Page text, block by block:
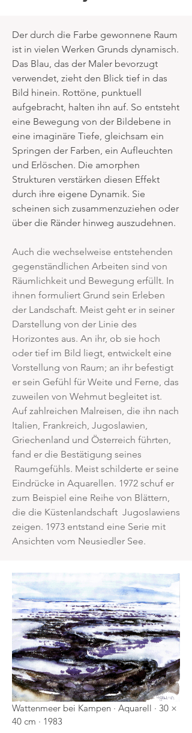
Der durch die Farbe gewonnene Raum
ist in vielen Werken Grunds dynamisch.
Das Blau, das der Maler bevorzugt
verwendet, zieht den Blick tief in das
Bild hinein. Rottöne, punktuell
aufgebracht, halten ihn auf. So entsteht
eine Bewegung von der Bildebene in
eine imaginäre Tiefe, gleichsam ein
Springen der Farben, ein Aufleuchten
und Erlöschen. Die amorphen
Strukturen verstärken diesen Effekt
durch ihre eigene Dynamik. Sie
scheinen sich zusammenzuziehen oder
über die Ränder hinweg auszudehnen.
Auch die wechselweise entstehenden
gegenständlichen Arbeiten sind von
Räumlichkeit und Bewegung erfüllt. In
ihnen formuliert Grund sein Erleben
der Landschaft. Meist geht er in seiner
Darstellung von der Linie des
Horizontes aus. An ihr, ob sie hoch
oder tief im Bild liegt, entwickelt eine
Vorstellung von Raum; an ihr befestigt
er sein Gefühl für Weite und Ferne, das
zuweilen von Wehmut begleitet ist.
Auf zahlreichen Malreisen, die ihn nach
Italien, Frankreich, Jugoslawien,
Griechenland und Österreich führten,
fand er die Bestätigung seines
Raumgefühls. Meist schilderte er seine
Eindrücke in Aquarellen. 1972 schuf er
zum Beispiel eine Reihe von Blättern,
die die Küstenlandschaft Jugoslawiens
zeigen. 1973 entstand eine Serie mit
Ansichten vom Neusiedler See.
Wattenmeer bei Kampen · Aquarell · 30 ×
40 cm · 1983